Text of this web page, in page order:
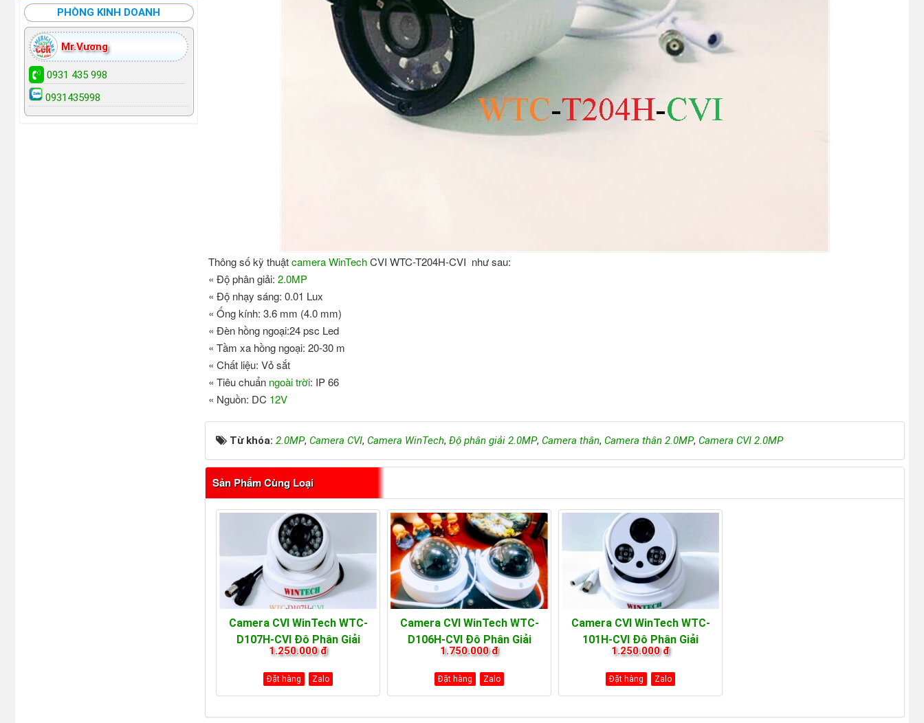
Thông số kỹ thuậtcamera WinTechCVI WTC-T204H-CVI như sau:
« Độ phân giải:2.0MP
« Độ nhạy sáng: 0.01 Lux
« Ống kính: 3.6 mm (4.0 mm)
« Đèn hồng ngoại:24 psc Led
« Tầm xa hồng ngoại: 20-30 m
« Chất liệu: Vỏ sắt
« Tiêu chuẩn ngoài trời: IP 66
« Nguồn: DC 12V
Từ khóa:2.0MP, Camera CVI, Camera WinTech,Độ phân giải 2.0MP, Camera thân, Camera thân 2.0MP, Camera CVI 2.0MP
Sản Phẩm Cùng Loại
Camera CVI WinTech WTC-
D107H-CVI Độ Phân Giải
2.0MP
1.250.000 đ
Đặt hàng Zalo
Camera CVI WinTech WTC-
D106H-CVI Độ Phân Giải
2.0MP
1.750.000 đ
Đặt hàng Zalo
Camera CVI WinTech WTC-
101H-CVI Độ Phân Giải
2.0MP
1.250.000 đ
Đặt hàng Zalo
PHÒNG KINH DOANH
Mr.Vương
0931 435 998
0931435998